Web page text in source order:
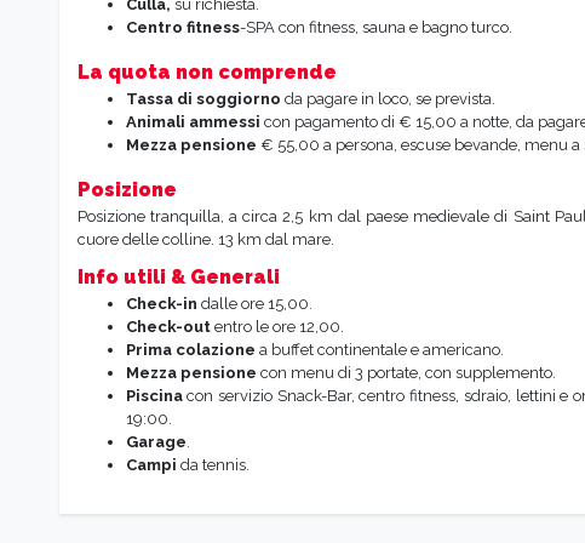
Culla, su richiesta.
Centro fitness-SPA con fitness, sauna e bagno turco.
La quota non comprende
Tassa di soggiorno da pagare in loco, se prevista.
Animali ammessi con pagamento di € 15,00 a notte, da
Mezza pensione € 55,00 a persona, escuse bevande, menu a
Posizione
Posizione tranquilla, a circa 2,5 km dal paese medievale di Saint
cuore delle colline. 13 km dal mare.
Info utili & Generali
Check-in dalle ore 15,00.
Check-outentro le ore 12,00.
Prima colazione a buffet continentale e americano.
Mezza pensione con menu di 3 portate, con supplemento.
Piscinacon servizio Snack-Bar, centro fitness, sdraio, lettini
19:00.
Garage.
Campi da tennis.